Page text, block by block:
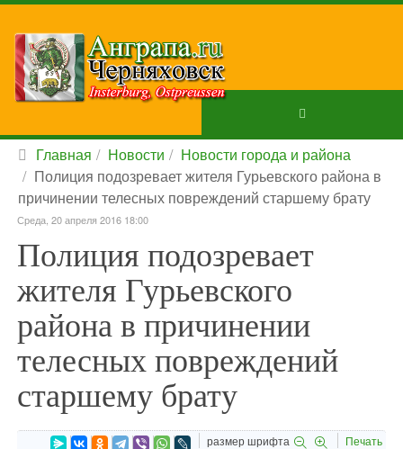
Главная Новости
Новости города и района
Полиция подозревает жителя Гурьевского района в
причинении телесных повреждений старшему брату
Среда, 20 апреля 2016 18:00
Полиция подозревает
жителя Гурьевского
района в причинении
телесных повреждений
старшему брату
размер шрифта Печать